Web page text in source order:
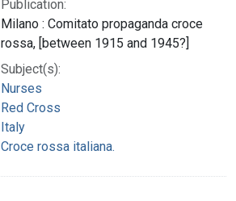
Publication:
Milano : Comitato propaganda croce
rossa, [between 1915 and 1945?]
Subject(s):
Nurses
Red Cross
Italy
Croce rossa italiana.